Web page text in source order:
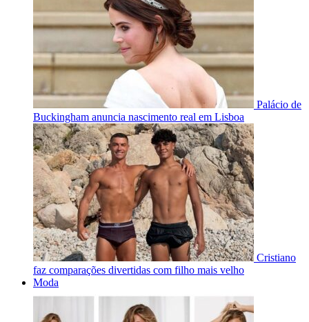
Palácio de
Buckingham anuncia nascimento real em Lisboa
Cristiano
faz comparações divertidas com filho mais velho
Moda